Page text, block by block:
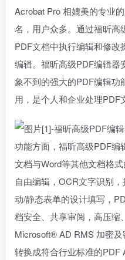
Acrobat Pro 相媲美的专业
名，用户众多。通过福昕高
PDF文档中执行编辑和修
编辑。福昕高级PDF编辑器
象不到的强大的PDF编辑功
用，是个人和企业处理PDF
功能方面，福昕高级PDF编
文档与Word等其他文档格
自由编辑，OCR文字识别
动/静态表单的设计填写，
档安全、共享审阅，高压缩
Microsoft® AD RMS 加密
转换成符合行业标准的PDF